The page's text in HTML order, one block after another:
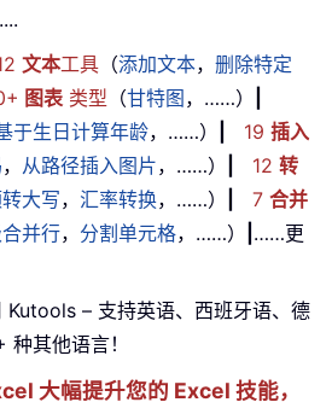
文本工具 （添加文本， 删除特定
图表类型 （甘特图 ，……）
于生日计算年龄，……） 19 插入
， 从路径插入图片，……） 12 转
大写， 汇率转换，……） 7 合并
并行， 分割单元格，……）
……更
Kutools – 支持英语、西班牙语、德
其他语言！
大幅提升您的 Excel 技能，